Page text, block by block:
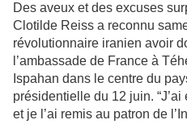
Des aveux et des excuses
Clotilde Reiss a reconnu
révolutionnaire iranien avoir
l’ambassade de France à
Ispahan dans le centre du
présidentielle du 12 juin.
et je l’ai remis au patron de